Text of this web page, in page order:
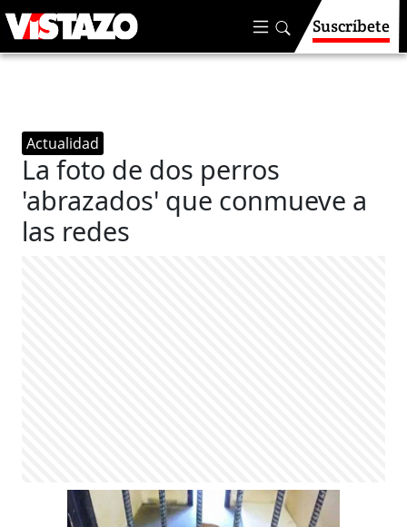
Suscríbete
Actualidad
La foto de dos perros
'abrazados' que conmueve a
las redes